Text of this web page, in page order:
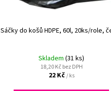
Sáčky do košů HDPE, 60l, 20ks/role,
Skladem(31 ks)
18,20 Kč bez DPH
22 Kč/ ks